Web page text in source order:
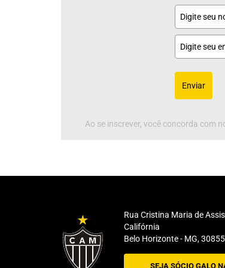
Enviar
Ao se inscrever, você concorda com
Rua Cristina Maria de
Califórnia
Belo Horizonte - MG,
SEJA SÓCIO GALO